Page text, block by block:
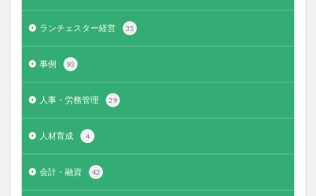
ランチェスター経営 35
事例 93
人事・労務管理 29
人材育成 4
会計・融資 42